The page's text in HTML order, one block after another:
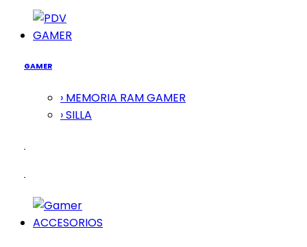
GAMER
GAMER
› MEMORIA RAM GAMER
› SILLA
ACCESORIOS